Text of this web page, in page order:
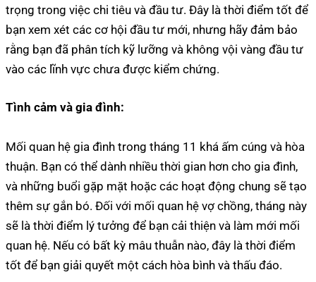
trọng trong việc chi tiêu và đầu tư. Đây là thời điểm tốt để
bạn xem xét các cơ hội đầu tư mới, nhưng hãy đảm bảo
rằng bạn đã phân tích kỹ lưỡng và không vội vàng đầu tư
vào các lĩnh vực chưa được kiểm chứng.
Tình cảm và gia đình:
Mối quan hệ gia đình trong tháng 11 khá ấm cúng và hòa
thuận. Bạn có thể dành nhiều thời gian hơn cho gia đình,
và những buổi gặp mặt hoặc các hoạt động chung sẽ tạo
thêm sự gắn bó. Đối với mối quan hệ vợ chồng, tháng này
sẽ là thời điểm lý tưởng để bạn cải thiện và làm mới mối
quan hệ. Nếu có bất kỳ mâu thuẫn nào, đây là thời điểm
tốt để bạn giải quyết một cách hòa bình và thấu đáo.